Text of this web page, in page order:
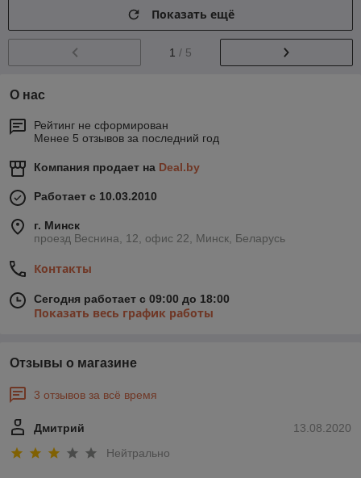
Показать ещё
1 / 5
О нас
Рейтинг не сформирован
Менее 5 отзывов за последний год
Компания продает на Deal.by
Работает с 10.03.2010
г. Минск
проезд Веснина, 12, офис 22, Минск, Беларусь
Контакты
Сегодня работает с 09:00 до 18:00
Показать весь график работы
Отзывы о магазине
3 отзывов за всё время
13.08.2020
Дмитрий
Нейтрально